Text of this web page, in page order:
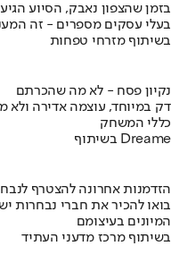
בזמן שהצפון נאבק, הסיוע
בעלי עסקים מספרים - זה
בשיתוף מזרחי טפחות
נקיון פסח - לא מה שהכרתם
דק במיוחד, עוצמה אדירה
כללי המשחק
בשיתוף Dreame
הזדמנות אחרונה להצטרף
בואו להכיר את חברי נבחרות
המיונים בעיצומם
בשיתוף מרכז מדעני העתיד